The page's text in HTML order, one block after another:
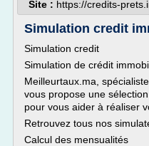
Site : https://credits-
Simulation credit
Simulation credit
Simulation de crédit
Meilleurtaux.ma,
vous propose une
pour vous aider à réaliser
Retrouvez tous nos
Calcul des mensualités